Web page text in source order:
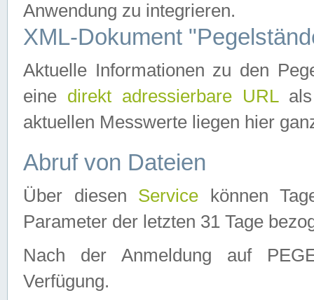
Anwendung zu integrieren.
XML-Dokument
Aktuelle Informationen zu den
eine direkt adressierbare URLals
aktuellen Messwerte liegen hier
Abruf von Dateien
Über diesen Service können
Parameter der letzten 31 Tage
Nach der Anmeldung auf
Verfügung.